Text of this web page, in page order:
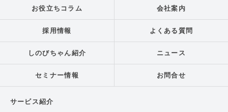
お役立ちコラム 会社案内
採用情報 よくある質問
しのびちゃん紹介 ニュース
セミナー情報 お問合せ
サービス紹介